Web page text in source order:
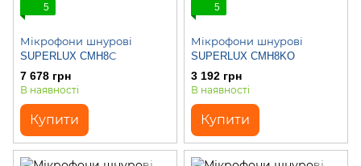
5
Мікрофони шнурові
SUPERLUX CMH8С
7 678 грн
В наявності
Купити
5
Мікрофони шнурові
SUPERLUX CMH8KO
3 192 грн
В наявності
Купити